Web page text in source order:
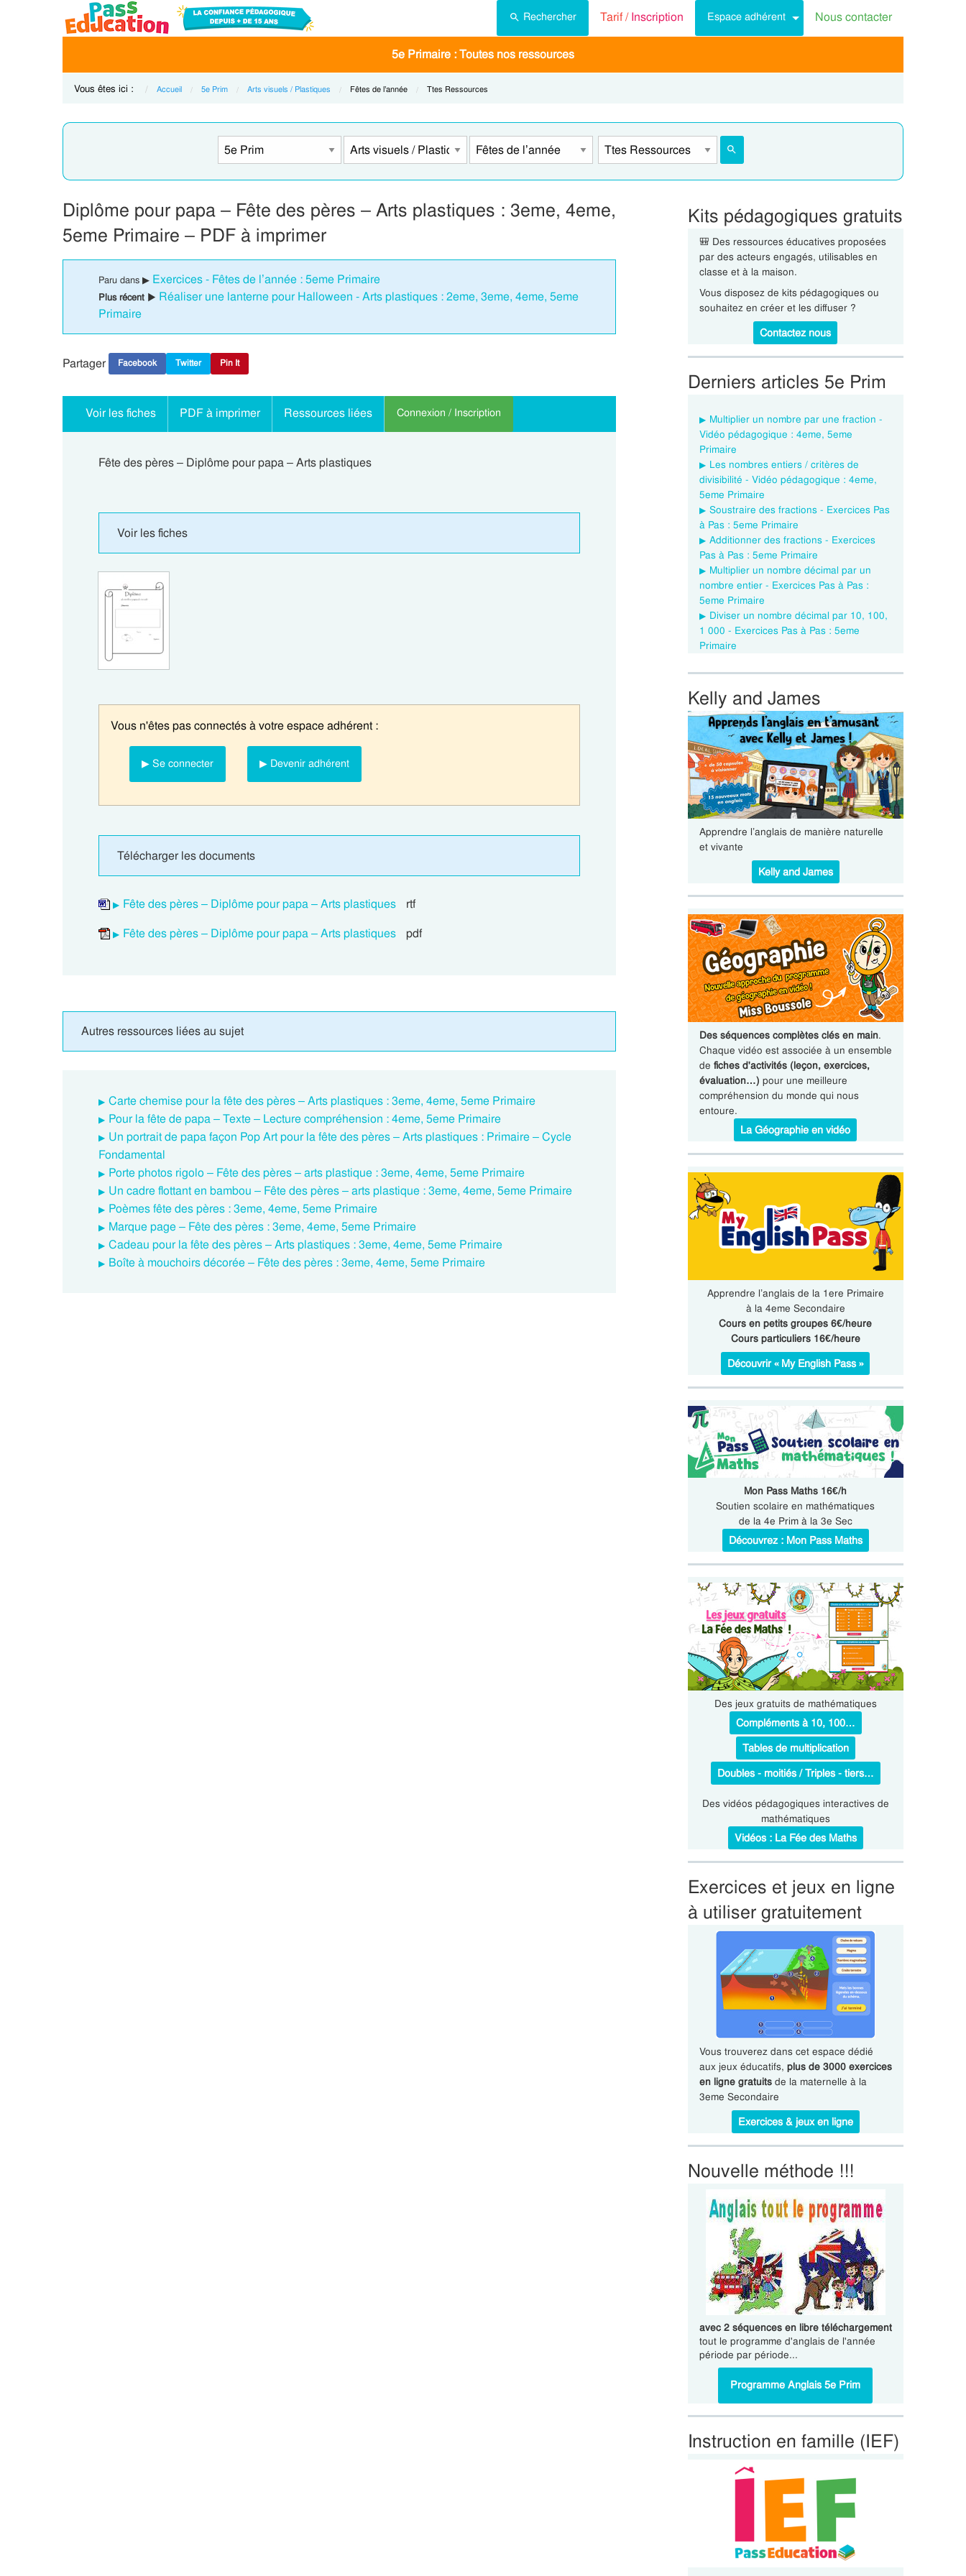
Rechercher Tarif /Inscription Espace adhérent Nous contacter
5e Primaire : Toutes nos ressources
Vous êtes ici : Accueil 5e Prim Arts visuels / Plastiques Current:
Fêtes de l’année Current:
Ttes Ressources
Diplôme pour papa – Fête des pères – Arts plastiques : 3eme, 4eme,
5eme Primaire – PDF à imprimer
Paru dans ▶ Exercices - Fêtes de l’année : 5eme Primaire
Plus récent ▶ Réaliser une lanterne pour Halloween - Arts plastiques : 2eme, 3eme, 4eme, 5eme
Primaire
Partager Facebook Twitter Pin It
Voir les fiches PDF à imprimer Ressources liées Connexion / Inscription
Fête des pères – Diplôme pour papa – Arts plastiques
Voir les fiches
Vous n'êtes pas connectés à votre espace adhérent :
▶ Se connecter ▶ Devenir adhérent
Télécharger les documents
Fête des pères – Diplôme pour papa – Arts plastiques rtf
Fête des pères – Diplôme pour papa – Arts plastiques pdf
Autres ressources liées au sujet
Carte chemise pour la fête des pères – Arts plastiques : 3eme, 4eme, 5eme Primaire
Pour la fête de papa – Texte – Lecture compréhension : 4eme, 5eme Primaire
Un portrait de papa façon Pop Art pour la fête des pères – Arts plastiques : Primaire – Cycle
Fondamental
Porte photos rigolo – Fête des pères – arts plastique : 3eme, 4eme, 5eme Primaire
Un cadre flottant en bambou – Fête des pères – arts plastique : 3eme, 4eme, 5eme Primaire
Poèmes fête des pères : 3eme, 4eme, 5eme Primaire
Marque page – Fête des pères : 3eme, 4eme, 5eme Primaire
Cadeau pour la fête des pères – Arts plastiques : 3eme, 4eme, 5eme Primaire
Boîte à mouchoirs décorée – Fête des pères : 3eme, 4eme, 5eme Primaire
Kits pédagogiques gratuits
🎒 Des ressources éducatives proposées
par des acteurs engagés, utilisables en
classe et à la maison.
Vous disposez de kits pédagogiques ou
souhaitez en créer et les diffuser ?
Contactez nous
Derniers articles 5e Prim
Multiplier un nombre par une fraction -
Vidéo pédagogique : 4eme, 5eme
Primaire
Les nombres entiers / critères de
divisibilité - Vidéo pédagogique : 4eme,
5eme Primaire
Soustraire des fractions - Exercices Pas
à Pas : 5eme Primaire
Additionner des fractions - Exercices
Pas à Pas : 5eme Primaire
Multiplier un nombre décimal par un
nombre entier - Exercices Pas à Pas :
5eme Primaire
Diviser un nombre décimal par 10, 100,
1 000 - Exercices Pas à Pas : 5eme
Primaire
Kelly and James
Apprendre l’anglais de manière naturelle
et vivante
Kelly and James
Des séquences complètes clés en main.
Chaque vidéo est associée à un ensemble
de fiches d'activités (leçon, exercices,
évaluation…) pour une meilleure
compréhension du monde qui nous
entoure.
La Géographie en vidéo
Apprendre l’anglais de la 1ere Primaire
à la 4eme Secondaire
Cours en petits groupes 6€/heure
Cours particuliers 16€/heure
Découvrir « My English Pass »
Mon Pass Maths 16€/h
Soutien scolaire en mathématiques
de la 4e Prim à la 3e Sec
Découvrez : Mon Pass Maths
Des jeux gratuits de mathématiques
Compléments à 10, 100…
Tables de multiplication
Doubles - moitiés / Triples - tiers…
Des vidéos pédagogiques interactives de
mathématiques
Vidéos : La Fée des Maths
Exercices et jeux en ligne
à utiliser gratuitement
Vous trouverez dans cet espace dédié
aux jeux éducatifs, plus de 3000 exercices
en ligne gratuitsde la maternelle à la
3eme Secondaire
Exercices & jeux en ligne
Nouvelle méthode !!!
avec 2 séquences en libre téléchargement
tout le programme d'anglais de l'année
période par période...
Programme Anglais 5e Prim
Instruction en famille (IEF)